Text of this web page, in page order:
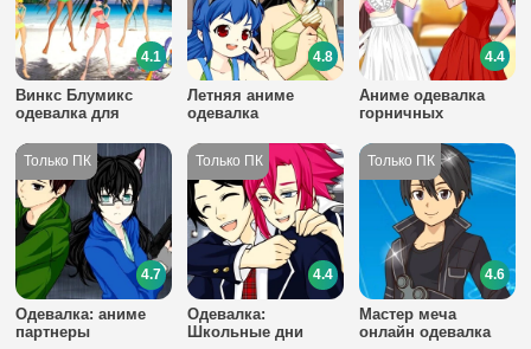
Винкс Блумикс
одевалка для
4.1
Летняя аниме
одевалка
4.8
Аниме одевалка
горничных
4.4
Одевалка: аниме
партнеры
4.7
Одевалка:
Школьные дни
4.4
Мастер меча
онлайн одевалка
4.6